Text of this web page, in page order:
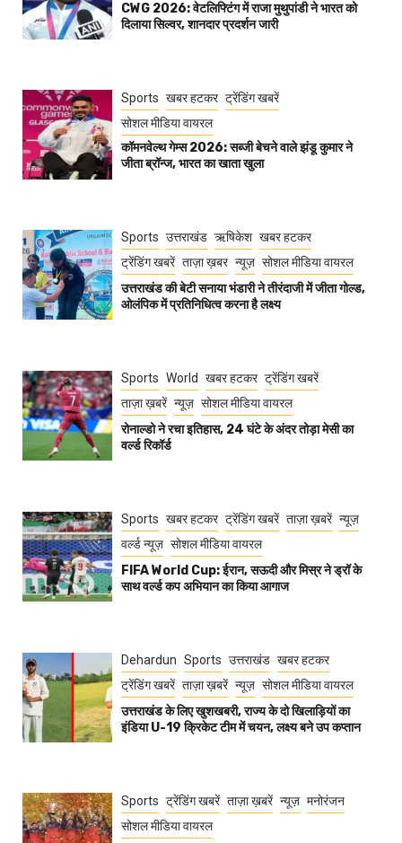
CWG 2026: वेटलिफ्टिंग में राजा मुथुपांडी ने भारत को
दिलाया सिल्वर, शानदार प्रदर्शन जारी
Sports खबर हटकर ट्रेंडिंग खबरें
सोशल मीडिया वायरल
कॉमनवेल्थ गेम्स 2026: सब्जी बेचने वाले झंडू कुमार ने
जीता ब्रॉन्ज, भारत का खाता खुला
Sports उत्तराखंड ऋषिकेश खबर हटकर
ट्रेंडिंग खबरें ताज़ा ख़बर न्यूज़ सोशल मीडिया वायरल
उत्तराखंड की बेटी सनाया भंडारी ने तीरंदाजी में जीता गोल्ड,
ओलंपिक में प्रतिनिधित्व करना है लक्ष्य
Sports World खबर हटकर ट्रेंडिंग खबरें
ताज़ा ख़बरें न्यूज़ सोशल मीडिया वायरल
रोनाल्डो ने रचा इतिहास, 24 घंटे के अंदर तोड़ा मेसी का
वर्ल्ड रिकॉर्ड
Sports खबर हटकर ट्रेंडिंग खबरें ताज़ा ख़बरें न्यूज़
वर्ल्ड न्यूज़ सोशल मीडिया वायरल
FIFA World Cup: ईरान, सऊदी और मिस्र ने ड्रॉ के
साथ वर्ल्ड कप अभियान का किया आगाज
Dehardun Sports उत्तराखंड खबर हटकर
ट्रेंडिंग खबरें ताज़ा ख़बरें न्यूज़ सोशल मीडिया वायरल
उत्तराखंड के लिए खुशखबरी, राज्य के दो खिलाड़ियों का
इंडिया U-19 क्रिकेट टीम में चयन, लक्ष्य बने उप कप्तान
Sports ट्रेंडिंग खबरें ताज़ा ख़बरें न्यूज़ मनोरंजन
सोशल मीडिया वायरल